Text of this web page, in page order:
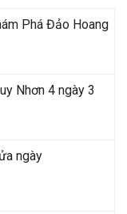
Phá Đảo Hoang
Nhơn 4 ngày 3
ngày